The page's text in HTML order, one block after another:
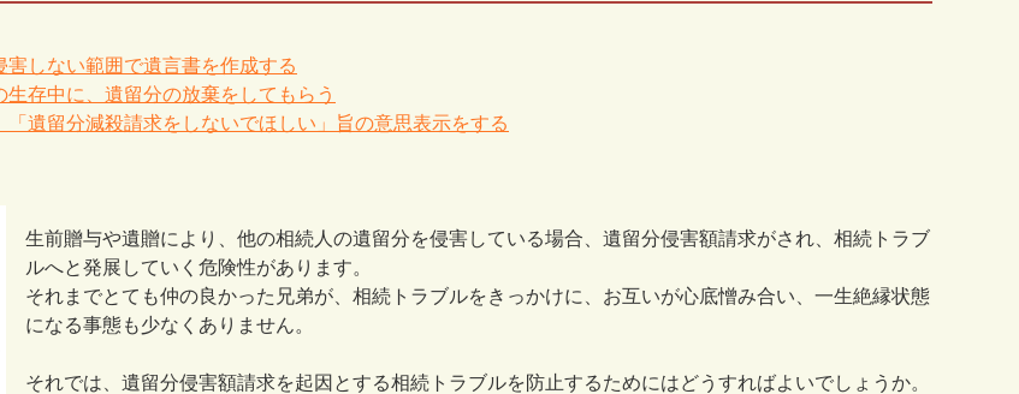
害しない範囲で遺言書を作成する
生存中に、遺留分の放棄をしてもらう
「遺留分減殺請求をしないでほしい」旨の意思表示をする
生前贈与や遺贈により、他の相続人の遺留分を侵害している場合、遺留分侵害額請求がされ、相続トラブ
ルへと発展していく危険性があります。
それまでとても仲の良かった兄弟が、相続トラブルをきっかけに、お互いが心底憎み合い、一生絶縁状態
になる事態も少なくありません。
それでは、遺留分侵害額請求を起因とする相続トラブルを防止するためにはどうすればよいでしょうか。